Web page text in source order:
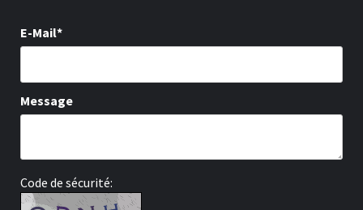
E-Mail*
Message
Code de sécurité: